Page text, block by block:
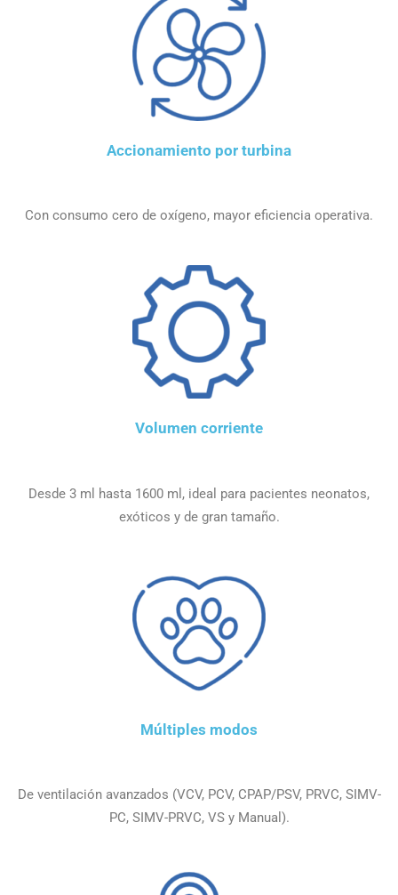
Accionamiento por turbina
Con consumo cero de oxígeno, mayor eficiencia operativa.
Volumen corriente
Desde 3 ml hasta 1600 ml, ideal para pacientes neonatos,
exóticos y de gran tamaño.
Múltiples modos
De ventilación avanzados (VCV, PCV, CPAP/PSV, PRVC, SIMV-
PC, SIMV-PRVC, VS y Manual).